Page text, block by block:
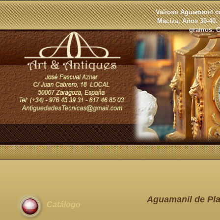
Valioso Aguamanil
Maciza, Años 30-
gramos.
Catálogo
Aguamanil de